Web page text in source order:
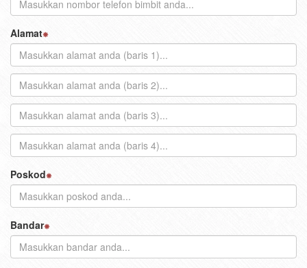
Alamat
Poskod
Bandar